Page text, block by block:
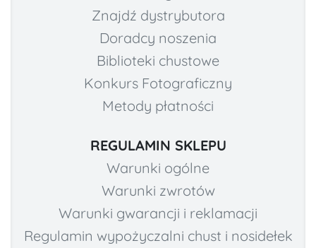
Znajdź dystrybutora
Doradcy noszenia
Biblioteki chustowe
Konkurs Fotograficzny
Metody płatności
REGULAMIN SKLEPU
Warunki ogólne
Warunki zwrotów
Warunki gwarancji i reklamacji
Regulamin wypożyczalni chust i nosidełek